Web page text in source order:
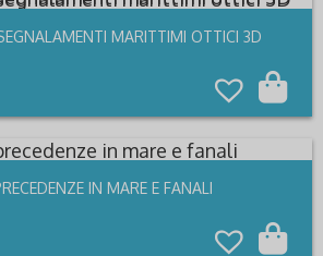
MARITTIMI OTTICI 3D
IN MARE E FANALI